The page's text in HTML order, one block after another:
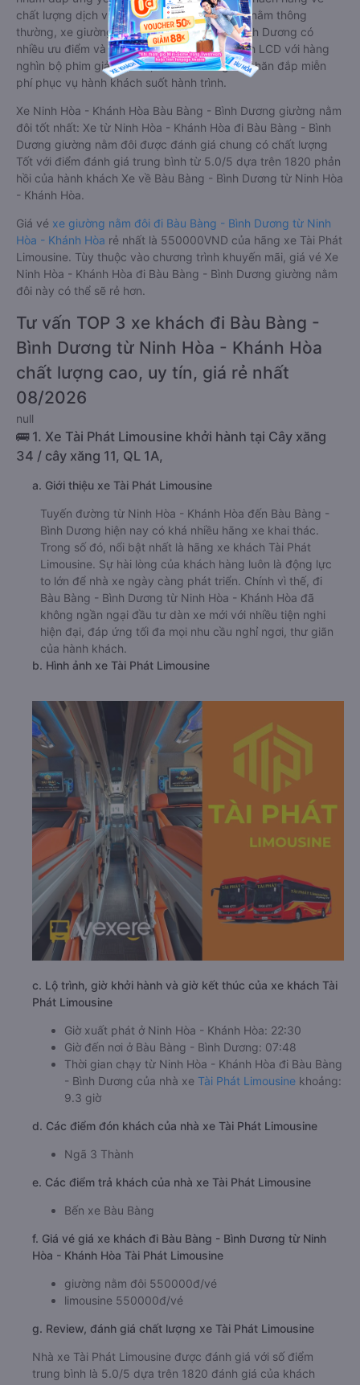
chất lượng dịch vụ vận tải. So với xe giường nằm thông
thường, xe giường nằm đôi đi Bàu Bàng - Bình Dương có
nhiều ưu điểm và tiện nghi vượt trội. Màn hình LCD với hàng
nghìn bộ phim giải trí, wifi, và nước uống và chăn đắp miễn
phí phục vụ hành khách suốt hành trình.
Xe Ninh Hòa - Khánh Hòa Bàu Bàng - Bình Dương giường nằm
đôi tốt nhất: Xe từ Ninh Hòa - Khánh Hòa đi Bàu Bàng - Bình
Dương giường nằm đôi được đánh giá chung có chất lượng
Tốt với điểm đánh giá trung bình từ 5.0/5 dựa trên 1820 phản
hồi của hành khách Xe về Bàu Bàng - Bình Dương từ Ninh Hòa
- Khánh Hòa.
Giá vé xe giường nằm đôi đi Bàu Bàng - Bình Dương từ Ninh
Hòa - Khánh Hòa rẻ nhất là 550000VND của hãng xe Tài Phát
Limousine. Tùy thuộc vào chương trình khuyến mãi, giá vé Xe
Ninh Hòa - Khánh Hòa đi Bàu Bàng - Bình Dương giường nằm
đôi này có thể sẽ rẻ hơn.
Tư vấn TOP 3 xe khách đi Bàu Bàng -
Bình Dương từ Ninh Hòa - Khánh Hòa
chất lượng cao, uy tín, giá rẻ nhất
08/2026
null
🚌 1. Xe Tài Phát Limousine khởi hành tại Cây xăng
34 / cây xăng 11, QL 1A,
a. Giới thiệu xe Tài Phát Limousine
Tuyến đường từ Ninh Hòa - Khánh Hòa đến Bàu Bàng -
Bình Dương hiện nay có khá nhiều hãng xe khai thác.
Trong số đó, nổi bật nhất là hãng xe khách Tài Phát
Limousine. Sự hài lòng của khách hàng luôn là động lực
to lớn để nhà xe ngày càng phát triển. Chính vì thế, đi
Bàu Bàng - Bình Dương từ Ninh Hòa - Khánh Hòa đã
không ngần ngại đầu tư dàn xe mới với nhiều tiện nghi
hiện đại, đáp ứng tối đa mọi nhu cầu nghỉ ngơi, thư giãn
của hành khách.
b. Hình ảnh xe Tài Phát Limousine
c. Lộ trình, giờ khởi hành và giờ kết thúc của xe khách Tài
Phát Limousine
Giờ xuất phát ở Ninh Hòa - Khánh Hòa: 22:30
Giờ đến nơi ở Bàu Bàng - Bình Dương: 07:48
Thời gian chạy từ Ninh Hòa - Khánh Hòa đi Bàu Bàng
- Bình Dương của nhà xe Tài Phát Limousine khoảng:
9.3 giờ
d. Các điểm đón khách của nhà xe Tài Phát Limousine
Ngã 3 Thành
e. Các điểm trả khách của nhà xe Tài Phát Limousine
Bến xe Bàu Bàng
f. Giá vé giá xe khách đi Bàu Bàng - Bình Dương từ Ninh
Hòa - Khánh Hòa Tài Phát Limousine
giường nằm đôi 550000đ/vé
limousine 550000đ/vé
g. Review, đánh giá chất lượng xe Tài Phát Limousine
Nhà xe Tài Phát Limousine được đánh giá với số điểm
trung bình là 5.0/5 dựa trên 1820 đánh giá của khách